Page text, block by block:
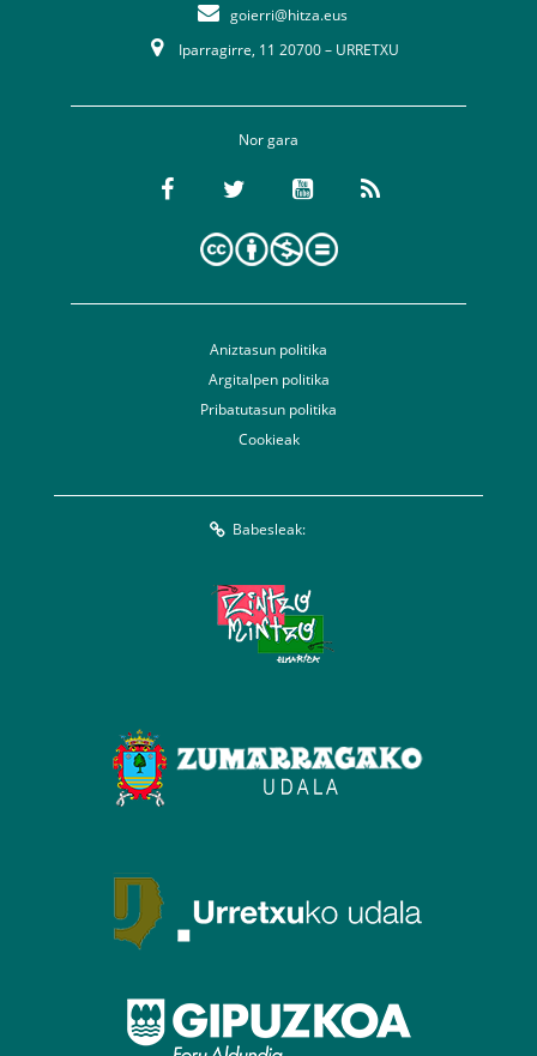
goierri@hitza.eus
Iparragirre, 11 20700 – URRETXU
Nor gara
Aniztasun politika
Argitalpen politika
Pribatutasun politika
Cookieak
Babesleak: